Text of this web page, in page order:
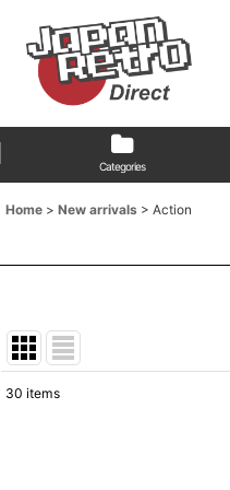
Categories
Home > New arrivals > Action
30 items